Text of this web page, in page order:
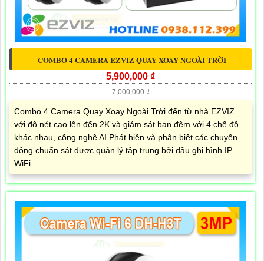
COMBO 4 CAMERA EZVIZ QUAY XOAY NGOÀI TRỜI
5,900,000 ₫
7,000,000 ₫
Combo 4 Camera Quay Xoay Ngoài Trời đến từ nhà EZVIZ
với độ nét cao lên đến 2K và giám sát ban đêm với 4 chế độ
khác nhau, công nghệ AI Phát hiện và phân biệt các chuyển
động chuẩn sát được quản lý tập trung bởi đầu ghi hình IP
WiFi